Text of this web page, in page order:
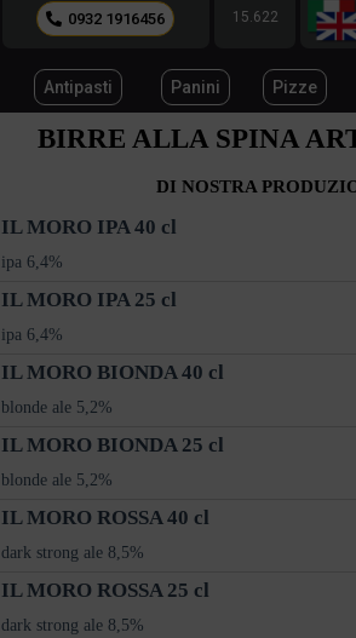
0932 1916456 15.622
Antipasti Panini Pizze
BIRRE ALLA SPINA
DI NOSTRA
IL MORO IPA 40 cl
ipa 6,4%
IL MORO IPA 25 cl
ipa 6,4%
IL MORO BIONDA 40 cl
blonde ale 5,2%
IL MORO BIONDA 25 cl
blonde ale 5,2%
IL MORO ROSSA 40 cl
dark strong ale 8,5%
IL MORO ROSSA 25 cl
dark strong ale 8,5%